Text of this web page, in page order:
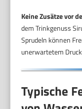
Keine Zusätze vor
dem Trinkgenuss
Sprudeln können
unerwartetem
Typische